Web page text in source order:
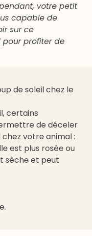
votre petit
capable de
sur ce
pour profiter de
de soleil chez le
certains
de déceler
votre animal :
est plus rosée ou
sèche et peut